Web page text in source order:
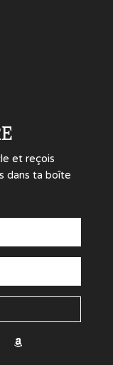
et reçois
dans ta boîte